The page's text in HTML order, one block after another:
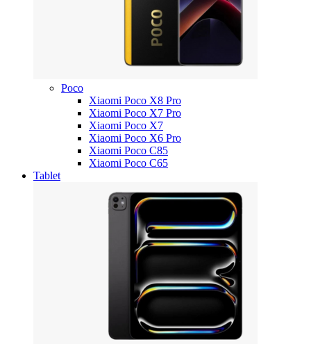
Poco
Xiaomi Poco X8 Pro
Xiaomi Poco X7 Pro
Xiaomi Poco X7
Xiaomi Poco X6 Pro
Xiaomi Poco C85
Xiaomi Poco C65
Tablet